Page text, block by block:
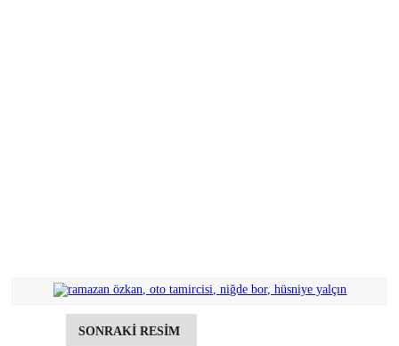
SONRAKİ RESİM